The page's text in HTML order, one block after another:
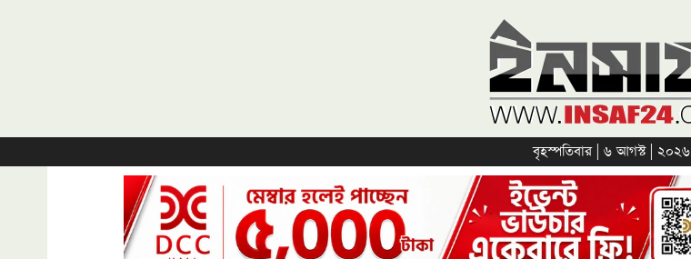
বৃহস্পতিবার | ৬ আগস্ট | ২০২৬